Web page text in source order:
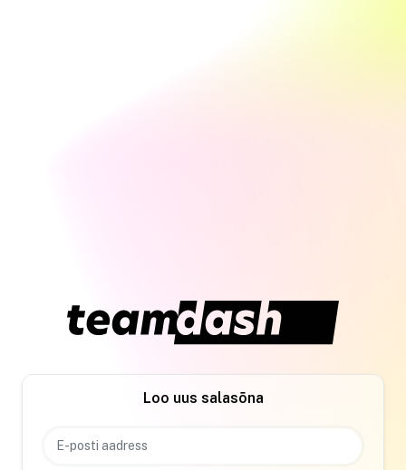
Loo uus salasõna